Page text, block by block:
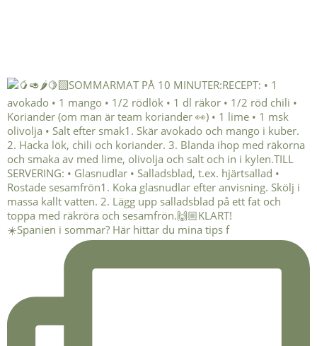
☀️Spanien i sommar? Här hittar du mina tips f